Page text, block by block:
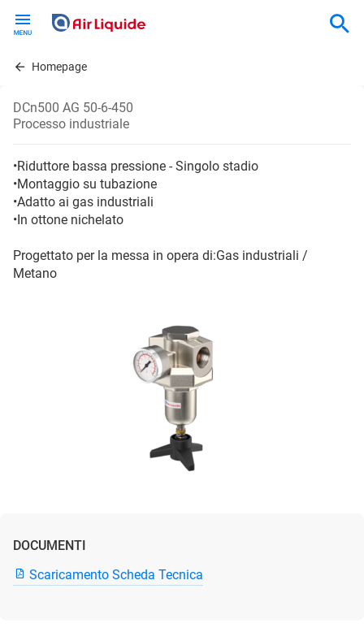
contentHomepage
DCn500 AG 50-6-450
Processo industriale
•Riduttore bassa pressione - Singolo stadio
•Montaggio su tubazione
•Adatto ai gas industriali
•In ottone nichelato
Progettato per la messa in opera di:Gas industriali /
Metano
DOCUMENTI
Scaricamento Scheda Tecnica